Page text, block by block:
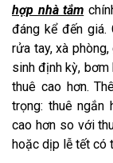
hợp nhà tắm
đáng kể đến
rửa tay, xà
sinh định kỳ,
thuê cao hơn.
trọng: thuê ngắn
cao hơn so với
hoặc dịp lễ tết có